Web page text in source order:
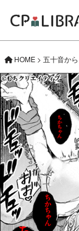
HOME > 五十音か